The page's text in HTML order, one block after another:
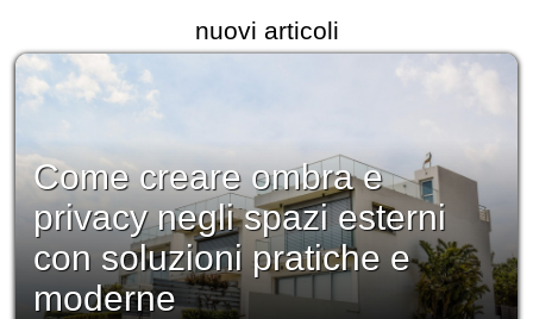
nuovi articoli
Come creare ombra e
privacy negli spazi esterni
con soluzioni pratiche e
moderne